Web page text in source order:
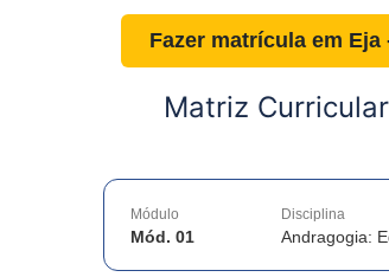
Fazer matrícula em Eja
Matriz
Módulo
Mód. 01
Disciplina
Andragogia: